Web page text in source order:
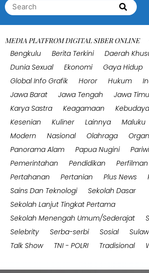
Search
for:
Search
MEDIA PLATFROM DIGITAL SIBER ONLINE
Bengkulu
Berita Terkini
Daerah
Dunia Sexual
Ekonomi
Gaya Hidup
Global Info Grafik
Horor Hukum
Jawa Barat
Jawa Tengah Jawa
Karya Sastra
Keagamaan
Kesenian
Kuliner Lainnya Maluku
Modern
Nasional Olahraga
Panorama Alam
Papua Nugini
Pemerintahan
Pendidikan Perfilman
Pertahanan
Pertanian Plus News
Sains Dan Teknologi
Sekolah Dasar
Sekolah Lanjut Tingkat Pertama
Sekolah Menengah Umum/Sederajat
Selebrity
Serba-serbi Sosial
Talk Show
TNI - POLRI Tradisional